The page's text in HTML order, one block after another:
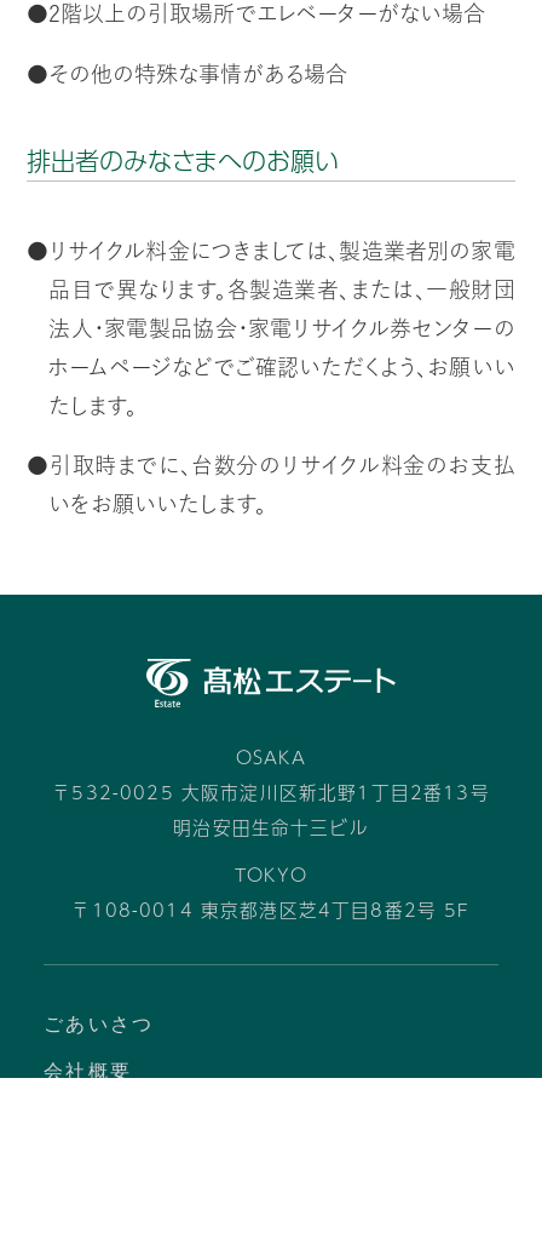
●2階以上の引取場所でエレベーターがない場合
●その他の特殊な事情がある場合
排出者のみなさまへのお願い
●リサイクル料金につきましては、製造業者別の家電
品目で異なります。各製造業者、または、一般財団
法人・家電製品協会・家電リサイクル券センターの
ホームページなどでご確認いただくよう、お願いい
たします。
●引取時までに、台数分のリサイクル料金のお支払
いをお願いいたします。
OSAKA
〒532-0025 大阪市淀川区新北野1丁目2番13号
明治安田生命十三ビル
TOKYO
〒108-0014 東京都港区芝4丁目8番2号 5F
ごあいさつ
会社概要